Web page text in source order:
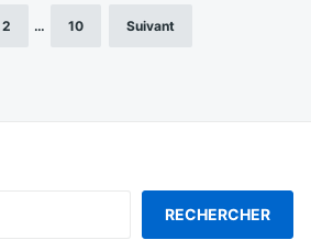
2 … 10 Suivant
RECHERCHER